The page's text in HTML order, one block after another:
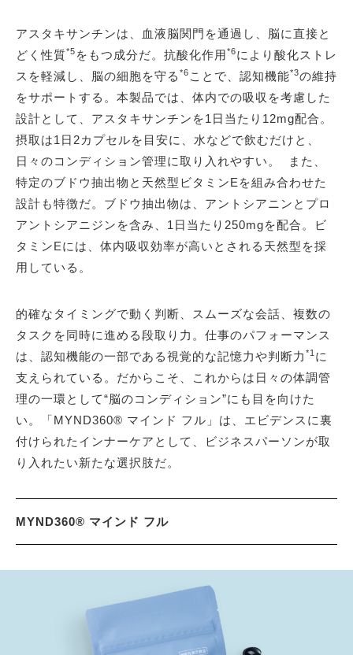
アスタキサンチンは、血液脳関門を通過し、脳に直接と
どく性質*5 をもつ成分だ。抗酸化作用*6により酸化ストレ
スを軽減し、脳の細胞を守る *6 ことで、認知機能*3の維持
をサポートする。本製品では、体内での吸収を考慮した
設計として、アスタキサンチンを1日当たり12mg配合。
摂取は1日2カプセルを目安に、水などで飲むだけと、
日々のコンディション管理に取り入れやすい。 また、
特定のブドウ抽出物と天然型ビタミンEを組み合わせた
設計も特徴だ。ブドウ抽出物は、アントシアニンとプロ
アントシアニジンを含み、1日当たり250mgを配合。ビ
タミンEには、体内吸収効率が高いとされる天然型を採
用している。
的確なタイミングで動く判断、スムーズな会話、複数の
タスクを同時に進める段取り力。仕事のパフォーマンス
は、認知機能の一部である視覚的な記憶力や判断力 *1 に
支えられている。だからこそ、これからは日々の体調管
理の一環として“脳のコンディション”にも目を向けた
い。「MYND360® マインド フル」は、エビデンスに裏
付けられたインナーケアとして、ビジネスパーソンが取
り入れたい新たな選択肢だ。
MYND360® マインド フル